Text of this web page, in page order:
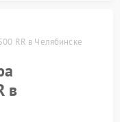
RR в Челябинске
в